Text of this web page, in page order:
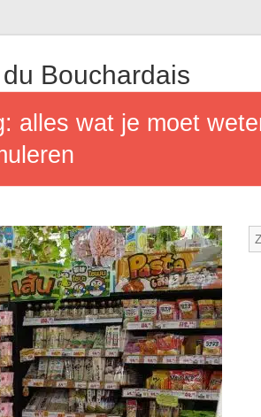
Bouchardais
alles wat je moet